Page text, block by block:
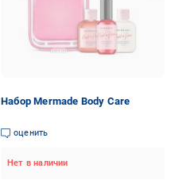
Набор Mermade Body Care
оценить
Нет в наличии